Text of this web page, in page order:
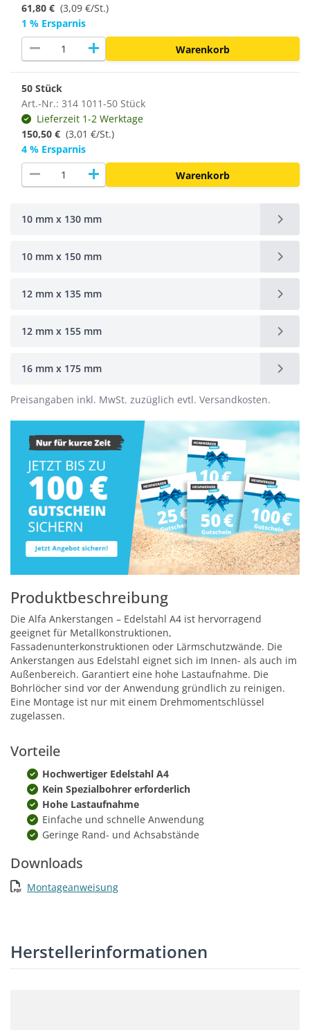
61,80 € (3,09 €/St.)
1 % Ersparnis
remove add Warenkorb
50 Stück
Art.-Nr.: 314 1011-50 Stück
Lieferzeit 1-2 Werktage
150,50 € (3,01 €/St.)
4 % Ersparnis
remove add Warenkorb
10 mm x 130 mm
10 mm x 150 mm
12 mm x 135 mm
12 mm x 155 mm
16 mm x 175 mm
Preisangaben inkl. MwSt. zuzüglich evtl. Versandkosten.
Produktbeschreibung
Die Alfa Ankerstangen – Edelstahl A4 ist hervorragend
geeignet für Metallkonstruktionen,
Fassadenunterkonstruktionen oder Lärmschutzwände. Die
Ankerstangen aus Edelstahl eignet sich im Innen- als auch im
Außenbereich. Garantiert eine hohe Lastaufnahme. Die
Bohrlöcher sind vor der Anwendung gründlich zu reinigen.
Eine Montage ist nur mit einem Drehmomentschlüssel
zugelassen.
Vorteile
Hochwertiger Edelstahl A4
Kein Spezialbohrer erforderlich
Hohe Lastaufnahme
Einfache und schnelle Anwendung
Geringe Rand- und Achsabstände
Downloads
Montageanweisung
Herstellerinformationen